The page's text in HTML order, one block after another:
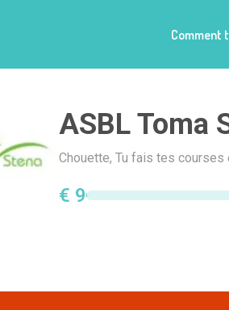
Comment
ASBL Toma
Chouette, Tu fais tes courses
€ 9